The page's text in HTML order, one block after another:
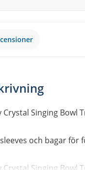
Singing Bowl
och bagar för